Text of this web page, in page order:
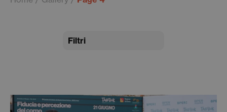
Filtri